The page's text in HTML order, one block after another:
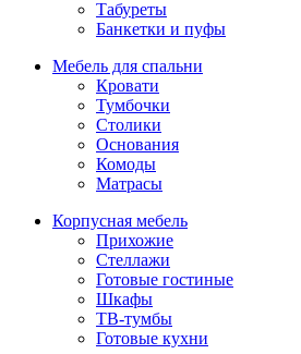
Табуреты
Банкетки и пуфы
Мебель для спальни
Кровати
Тумбочки
Столики
Основания
Комоды
Матрасы
Корпусная мебель
Прихожие
Стеллажи
Готовые гостиные
Шкафы
ТВ-тумбы
Готовые кухни